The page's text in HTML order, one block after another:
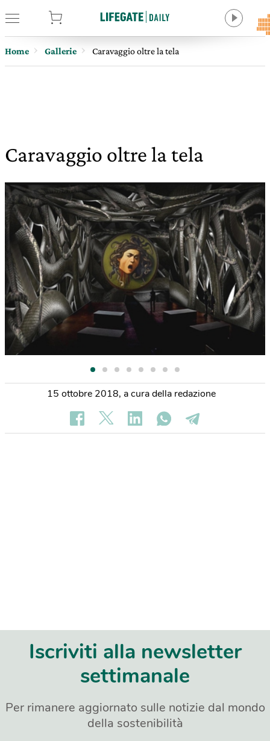
Home Gallerie Caravaggio oltre la tela
Caravaggio oltre la tela
15 ottobre 2018, a cura della redazione
Iscriviti alla newsletter
settimanale
Per rimanere aggiornato sulle notizie dal mondo
della sostenibilità